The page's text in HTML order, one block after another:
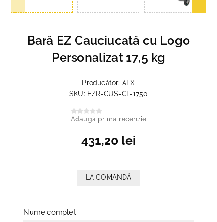
Bară EZ Cauciucată cu Logo
Personalizat 17,5 kg
Producător: ATX
SKU: EZR-CUS-CL-1750
Adaugă prima recenzie
431,20 lei
LA COMANDĂ
Nume complet